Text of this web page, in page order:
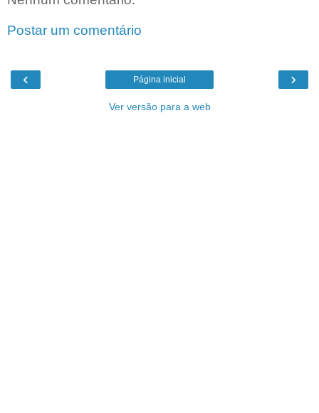
Postar um comentário
‹ ›
Página inicial
Ver versão para a web